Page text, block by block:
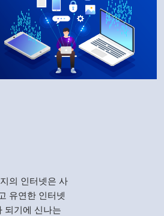
의 인터넷은 사
유연한 인터넷
되기에 신나는